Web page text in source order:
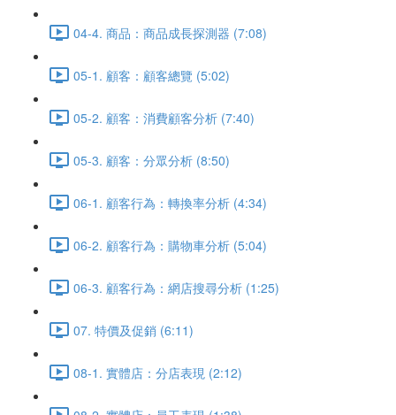
04-4. 商品：商品成長探測器 (7:08)
05-1. 顧客：顧客總覽 (5:02)
05-2. 顧客：消費顧客分析 (7:40)
05-3. 顧客：分眾分析 (8:50)
06-1. 顧客行為：轉換率分析 (4:34)
06-2. 顧客行為：購物車分析 (5:04)
06-3. 顧客行為：網店搜尋分析 (1:25)
07. 特價及促銷 (6:11)
08-1. 實體店：分店表現 (2:12)